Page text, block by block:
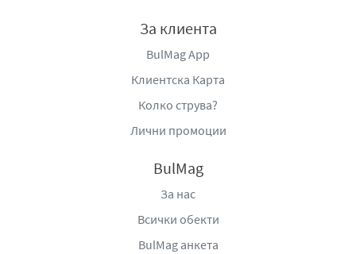
За клиента
BulMag App
Клиентска Карта
Колко струва?
Лични промоции
BulMag
За нас
Всички обекти
BulMag анкета